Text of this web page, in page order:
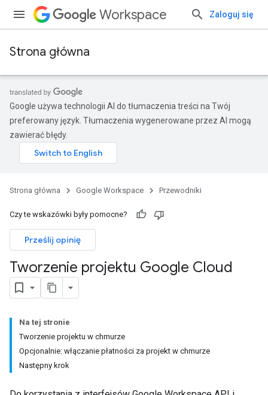
Workspace Zaloguj się
Strona główna
Google używa technologii AI do tłumaczenia treści na Twój
preferowany język. Tłumaczenia wygenerowane przez AI mogą
zawierać błędy.
Strona główna Google Workspace Przewodniki
Czy te wskazówki były pomocne?
Prześlij opinię
Tworzenie projektu Google Cloud
Na tej stronie
Tworzenie projektu w chmurze
Opcjonalnie: włączanie płatności za projekt w chmurze
Następny krok